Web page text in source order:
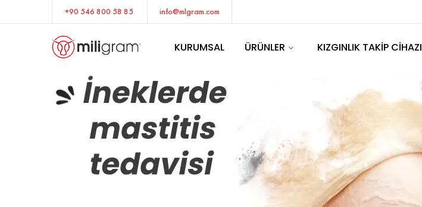
+90 546 800 58 85 info@mlgram.com
KURUMSAL ÜRÜNLER KIZGINLIK TAKİP CİHAZI